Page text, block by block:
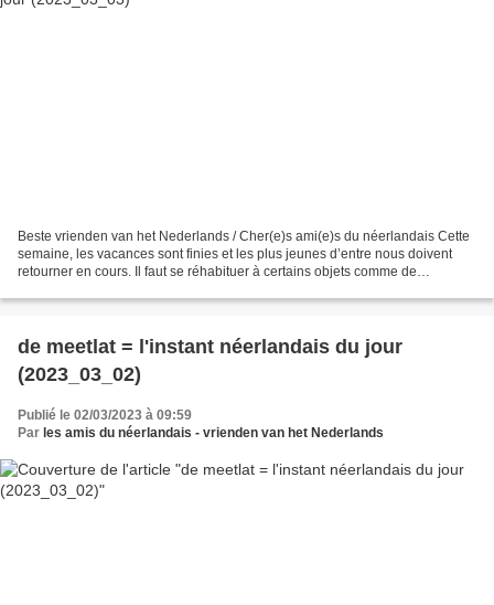
Beste vrienden van het Nederlands / Cher(e)s ami(e)s du néerlandais Cette
semaine, les vacances sont finies et les plus jeunes d’entre nous doivent
retourner en cours. Il faut se réhabituer à certains objets comme de
de meetlat = l'instant néerlandais du jour
(2023_03_02)
Publié le 02/03/2023 à 09:59
Par les amis du néerlandais - vrienden van het Nederlands